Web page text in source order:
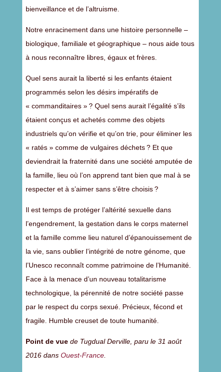
bienveillance et de l’altruisme.
Notre enracinement dans une histoire personnelle –
biologique, familiale et géographique – nous aide tous
à nous reconnaître libres, égaux et frères.
Quel sens aurait la liberté si les enfants étaient
programmés selon les désirs impératifs de
« commanditaires » ? Quel sens aurait l’égalité s’ils
étaient conçus et achetés comme des objets
industriels qu’on vérifie et qu’on trie, pour éliminer les
« ratés » comme de vulgaires déchets ? Et que
deviendrait la fraternité dans une société amputée de
la famille, lieu où l’on apprend tant bien que mal à se
respecter et à s’aimer sans s’être choisis ?
Il est temps de protéger l’altérité sexuelle dans
l’engendrement, la gestation dans le corps maternel
et la famille comme lieu naturel d’épanouissement de
la vie, sans oublier l’intégrité de notre génome, que
l’Unesco reconnaît comme patrimoine de l’Humanité.
Face à la menace d’un nouveau totalitarisme
technologique, la pérennité de notre société passe
par le respect du corps sexué. Précieux, fécond et
fragile. Humble creuset de toute humanité.
Point de vuede Tugdual Derville, paru le 31 août
2016 dans Ouest-France.